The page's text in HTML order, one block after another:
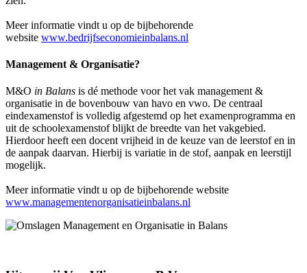
Meer informatie vindt u op de bijbehorende
website www.bedrijfseconomieinbalans.nl
Management & Organisatie?
M&O in Balans is dé methode voor het vak management &
organisatie in de bovenbouw van havo en vwo. De centraal
eindexamenstof is volledig afgestemd op het examenprogramma en
uit de schoolexamenstof blijkt de breedte van het vakgebied.
Hierdoor heeft een docent vrijheid in de keuze van de leerstof en in
de aanpak daarvan. Hierbij is variatie in de stof, aanpak en leerstijl
mogelijk.
Meer informatie vindt u op de bijbehorende website
www.managementenorganisatieinbalans.nl